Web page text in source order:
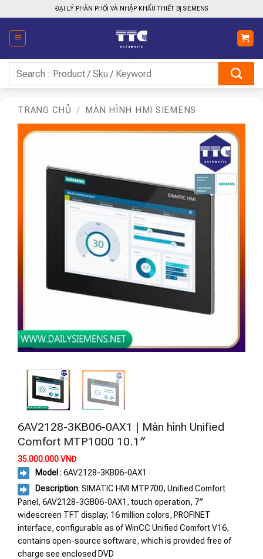
qua
nội
dung
ĐẠI LÝ PHÂN PHỐI VÀ NHẬP KHẨU THIẾT BỊ SIEMENS
kiếm:
TRANG CHỦ / MÀN HÌNH HMI SIEMENS
6AV2128-3KB06-0AX1 | Màn hình Unified
Comfort MTP1000 10.1″
35.000.000VNĐ
Model : 6AV2128-3KB06-0AX1
Description: SIMATIC HMI MTP700, Unified Comfort
Panel, 6AV2128-3GB06-0AX1, touch operation, 7″
widescreen TFT display, 16 million colors, PROFINET
interface, configurable as of WinCC Unified Comfort V16,
contains open-source software, which is provided free of
charge see enclosed DVD